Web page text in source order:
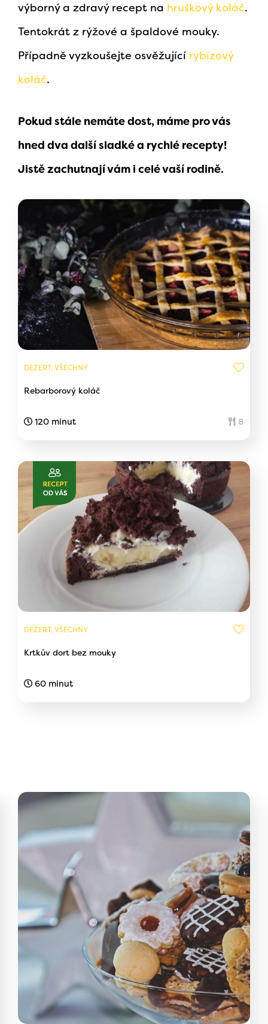
výborný a zdravý recept na hruškový koláč.
Tentokrát z rýžové a špaldové mouky.
Případně vyzkoušejte osvěžující rybízový
koláč.
Pokud stále nemáte dost, máme pro vás
hned dva další sladké a rychlé recepty!
Jistě zachutnají vám i celé vaší rodině.
DEZERT, VŠECHNY
Rebarborový koláč
120 minut 8
DEZERT, VŠECHNY
Krtkův dort bez mouky
60 minut